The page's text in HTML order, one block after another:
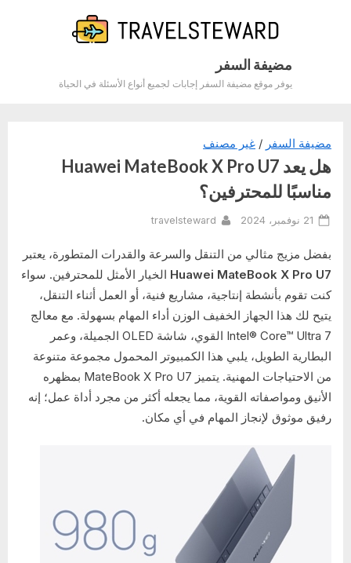
مضيفة السفر
يوفر موقع مضيفة السفر إجابات لجميع أنواع الأسئلة في الحياة
مضيفة السفر / غير مصنف
هل يعد Huawei MateBook X Pro U7
مناسبًا للمحترفين؟
Posted
21 نوفمبر، 2024 By
travelsteward
بفضل مزيج مثالي من التنقل والسرعة والقدرات المتطورة، يعتبر
Huawei MateBook X Pro U7 الخيار الأمثل للمحترفين. سواء
كنت تقوم بأنشطة إنتاجية، مشاريع فنية، أو العمل أثناء التنقل،
يتيح لك هذا الجهاز الخفيف الوزن أداء المهام بسهولة. مع معالج
Intel® Core™ Ultra 7 القوي، شاشة OLED الجميلة، وعمر
البطارية الطويل، يلبي هذا الكمبيوتر المحمول مجموعة متنوعة
من الاحتياجات المهنية. يتميز MateBook X Pro U7 بمظهره
الأنيق ومواصفاته القوية، مما يجعله أكثر من مجرد أداة عمل؛ إنه
رفيق موثوق لإنجاز المهام في أي مكان.